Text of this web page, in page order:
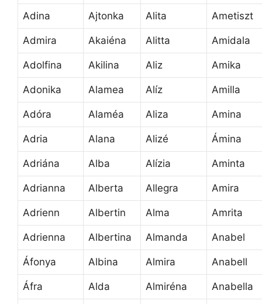
Adina Ajtonka Alita Ametiszt
Admira Akaiéna Alitta Amidala
Adolfina Akilina Aliz Amika
Adonika Alamea Alíz Amilla
Adóra Alaméa Aliza Amina
Adria Alana Alizé Ámina
Adriána Alba Alízia Aminta
Adrianna Alberta Allegra Amira
Adrienn Albertin Alma Amrita
Adrienna Albertina Almanda Anabel
Áfonya Albina Almira Anabell
Áfra Alda Almiréna Anabella